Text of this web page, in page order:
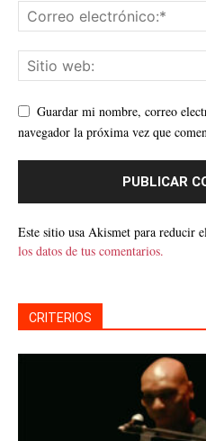
Guardar mi nombre, correo
navegador la próxima vez que
Este sitio usa Akismet para reducir
los datos de tus comentarios.
CRITERIOS